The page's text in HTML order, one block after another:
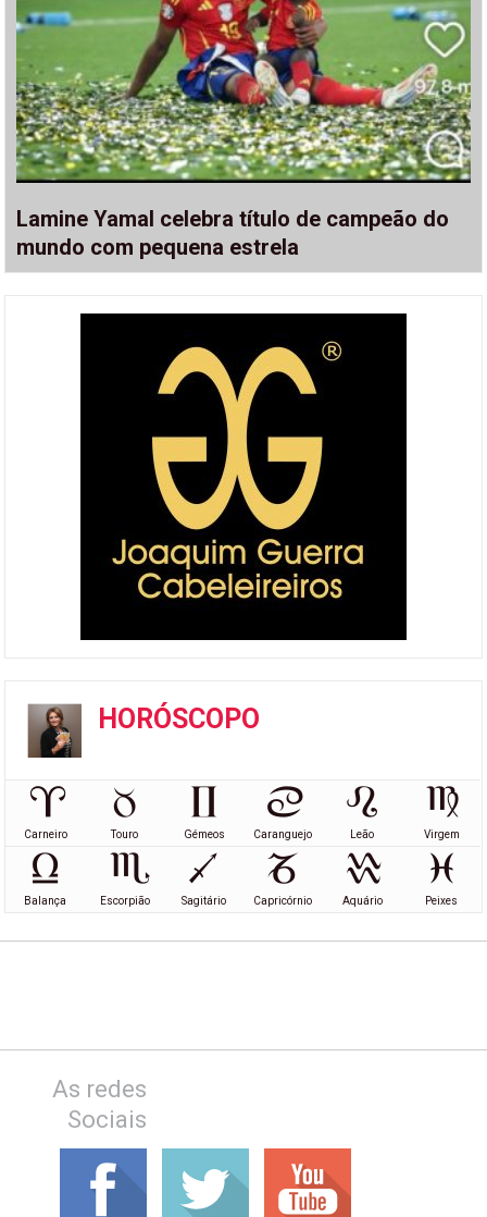
Lamine Yamal celebra título de campeão do
mundo com pequena estrela
HORÓSCOPO
Carneiro Touro Gémeos Caranguejo Leão Virgem
Balança Escorpião Sagitário Capricórnio Aquário Peixes
As redes
Sociais